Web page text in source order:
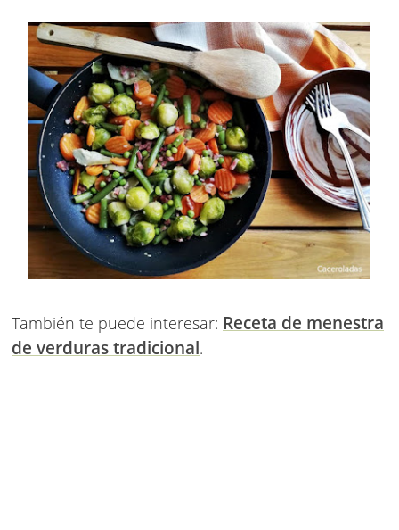
También te puede interesar: Receta de menestra
de verduras tradicional.